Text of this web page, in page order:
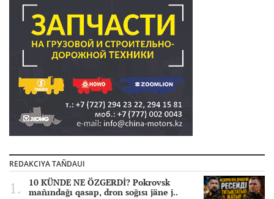
REDAKCIYA TAÑDAUI
10 KÜNDE NE ÖZGERDİ? Pokrovsk
mañındağı qasap, dron soğısı jäne j..